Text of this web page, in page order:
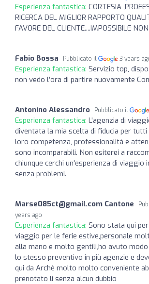
Esperienza fantastica: CORTESIA
RICERCA DEL MIGLIOR RAPPORTO
FAVORE DEL CLIENTE....IMPOSSIBILE
Fabio Bossa Pubblicato il 3 years
Esperienza fantastica: Servizio top,
non vedo l’ora di partire nuovamente
Antonino Alessandro Pubblicato il
Esperienza fantastica: L'agenzia di
diventata la mia scelta di fiducia per tutti
loro competenza, professionalità e
sono incomparabili. Non esiterei a
chiunque cerchi un'esperienza di viaggio
senza problemi.
Marse085ct@gmail.com Cantone
years ago
Esperienza fantastica: Sono stata qui
viaggio per le ferie estive,personale
alla mano e molto gentili,ho avuto
lo stesso preventivo in più agenzie e
qui da Archè molto molto conveniente
prenotato li senza alcun dubbio